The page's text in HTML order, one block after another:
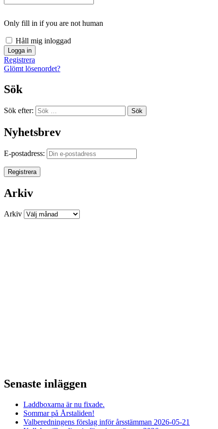
Only fill in if you are not human
Håll mig inloggad
Registrera
Glömt lösenordet?
Sök
Sök efter: Sök
Nyhetsbrev
E-postadress:
Arkiv
Arkiv
Senaste inläggen
Laddboxarna är nu fixade.
Sommar på Årstaliden!
Valberedningens förslag inför årsstämman 2026-05-21